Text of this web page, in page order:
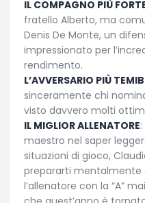
IL COMPAGNO PIÙ
fratello Alberto, ma
Denis De Monte, un
impressionato per
rendimento.
L’AVVERSARIO PIÙ
sinceramente chi
visto davvero molti
IL MIGLIOR ALLENATORE
maestro nel saper
situazioni di gioco,
prepararti mentalmente
l’allenatore con la “A”